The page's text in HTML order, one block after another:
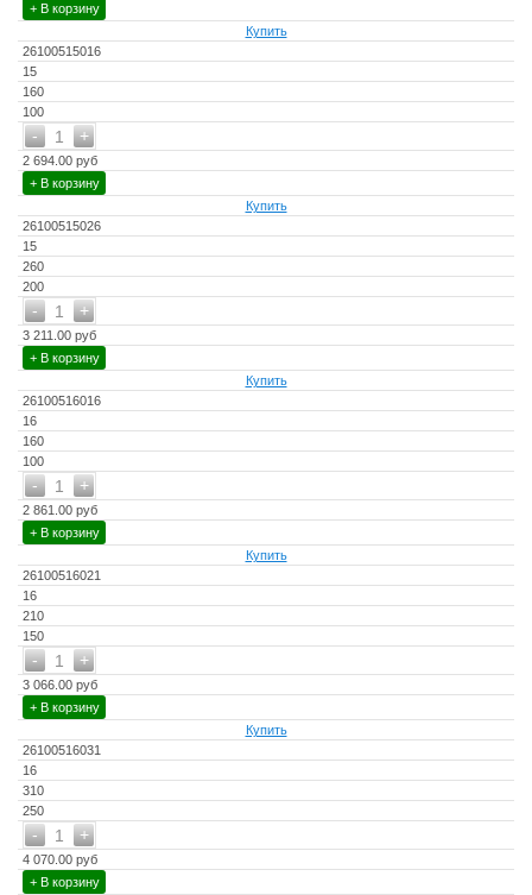
+ В корзину
Купить
26100515016
15
160
100
+
- 1
2 694.00 руб
+ В корзину
Купить
26100515026
15
260
200
+
- 1
3 211.00 руб
+ В корзину
Купить
26100516016
16
160
100
+
- 1
2 861.00 руб
+ В корзину
Купить
26100516021
16
210
150
+
- 1
3 066.00 руб
+ В корзину
Купить
26100516031
16
310
250
+
- 1
4 070.00 руб
+ В корзину